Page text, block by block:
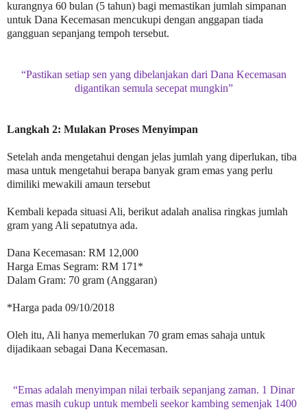
kurangnya 60 bulan (5 tahun) bagi memastikan jumlah simpanan
untuk Dana Kecemasan mencukupi dengan anggapan tiada
gangguan sepanjang tempoh tersebut.
“Pastikan setiap sen yang dibelanjakan dari Dana Kecemasan
digantikan semula secepat mungkin”
Langkah 2: Mulakan Proses Menyimpan
Setelah anda mengetahui dengan jelas jumlah yang diperlukan, tiba
masa untuk mengetahui berapa banyak gram emas yang perlu
dimiliki mewakili amaun tersebut
Kembali kepada situasi Ali, berikut adalah analisa ringkas jumlah
gram yang Ali sepatutnya ada.
Dana Kecemasan: RM 12,000
Harga Emas Segram: RM 171*
Dalam Gram: 70 gram (Anggaran)
*Harga pada 09/10/2018
Oleh itu, Ali hanya memerlukan 70 gram emas sahaja untuk
dijadikaan sebagai Dana Kecemasan.
“Emas adalah menyimpan nilai terbaik sepanjang zaman. 1 Dinar
emas masih cukup untuk membeli seekor kambing semenjak 1400